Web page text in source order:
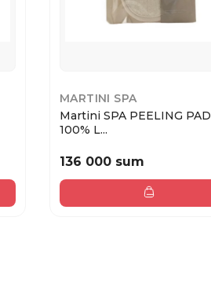
MARTINI SPA
Martini SPA PEELING PAD
100% L...
136 000 sum